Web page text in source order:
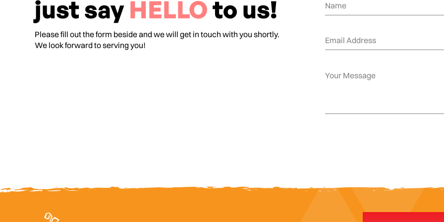
just say HELLOto us!
Please fill out the form beside and we will get in touch with you shortly.
We look forward to serving you!